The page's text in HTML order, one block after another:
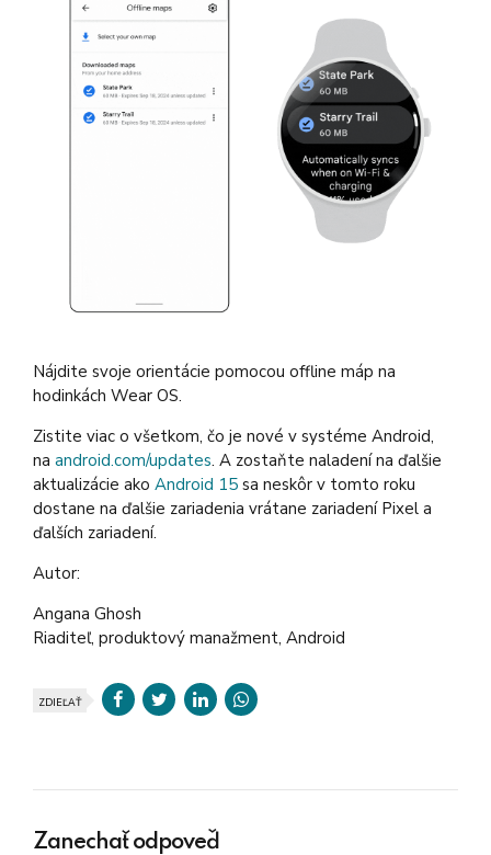
Nájdite svoje orientácie pomocou offline máp na
hodinkách Wear OS.
Zistite viac o všetkom, čo je nové v systéme Android,
na android.com/updates. A zostaňte naladení na ďalšie
aktualizácie ako Android 15 sa neskôr v tomto roku
dostane na ďalšie zariadenia vrátane zariadení Pixel a
ďalších zariadení.
Autor:
Angana Ghosh
Riaditeľ, produktový manažment, Android
ZDIEĽAŤ
Zanechať odpoveď